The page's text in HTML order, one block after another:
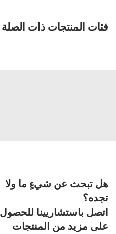
فئات المنتجات ذات الصلة
هل تبحث عن شيءٍ ما ولا
تجده؟
اتصل باستشاريينا للحصول
على مزيد من المنتجات